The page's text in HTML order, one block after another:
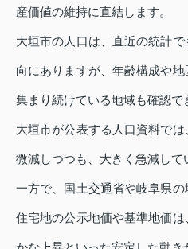
産価値の維持に直結します。
大垣市の人口は、直近の統計
向にありますが、年齢構成や
集まり続けている地域も確認で
大垣市が公表する人口資料で
微減しつつも、大きく急減して
一方で、国土交通省や岐阜県
住宅地の公示地価や基準地価